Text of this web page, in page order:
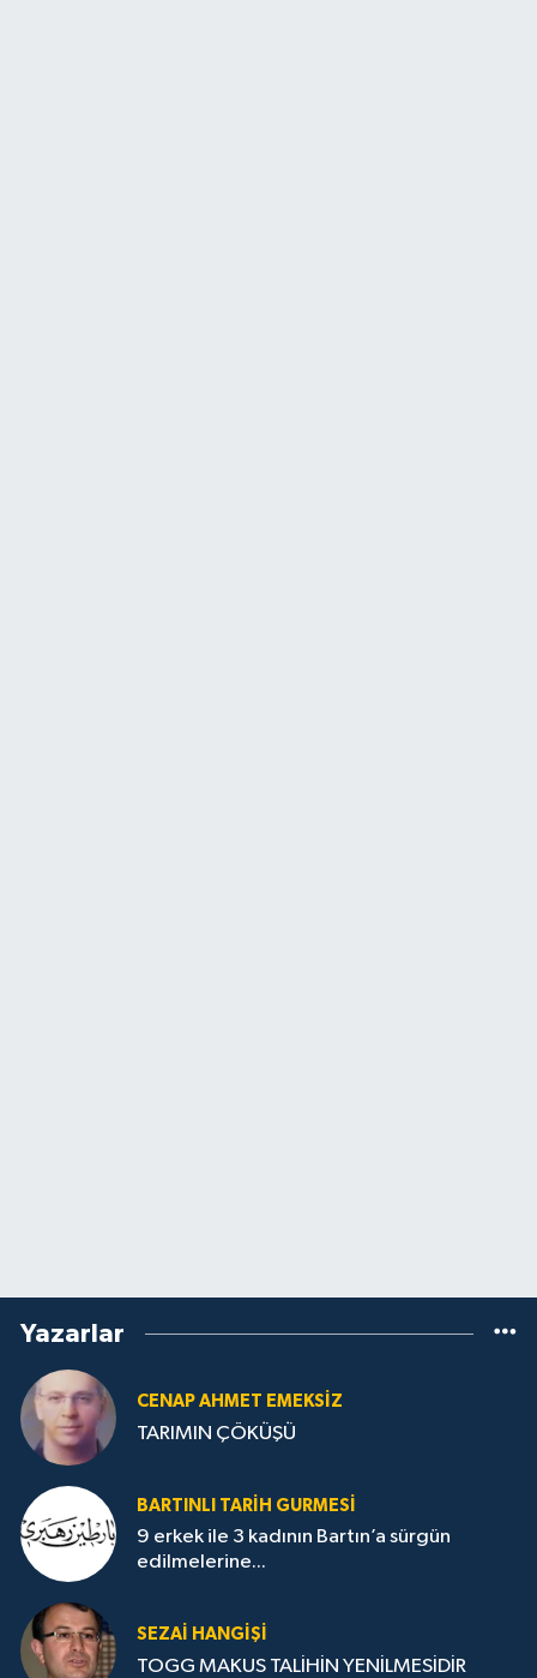
Yazarlar
CENAP AHMET EMEKSİZ
TARIMIN ÇÖKÜŞÜ
BARTINLI TARIH GURMESI
9 erkek ile 3 kadının Bartın’a sürgün
edilmelerine...
SEZAI HANGİŞİ
TOGG MAKUS TALİHİN YENİLMESİDİR